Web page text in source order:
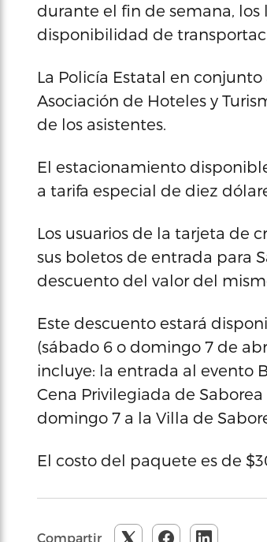
durante el fin de semana,
disponibilidad de
La Policía Estatal en
Asociación de Hoteles y
de los asistentes.
El estacionamiento
a tarifa especial de diez
Los usuarios de la tarjeta de
sus boletos de entrada para
descuento del valor del
Este descuento estará
(sábado 6 o domingo 7 de
incluye: la entrada al evento
Cena Privilegiada de
domingo 7 a la Villa de
El costo del paquete es de
Compartir